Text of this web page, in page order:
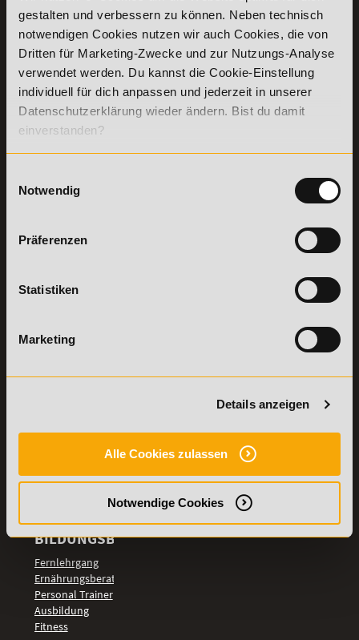
gestalten und verbessern zu können. Neben technisch
notwendigen Cookies nutzen wir auch Cookies, die von
Dritten für Marketing-Zwecke und zur Nutzungs-Analyse
verwendet werden. Du kannst die Cookie-Einstellung
individuell für dich anpassen und jederzeit in unserer
Datenschutzerklärung wieder ändern. Bist du damit
einverstanden?
Notwendig
Präferenzen
Statistiken
Marketing
Details anzeigen
Alle Cookies zulassen
Notwendige Cookies
KONTAKT
07191-22987-0
WhatsApp:
+49 (0) 7191 9513201
Academy of Sports GmbH
Willy-Brandt-Platz 2
71522Backnang
Fax:+49 (0) 7191 - 229 87 – 99
Freitag: 8:00 - 17:00 Uhr
INFORMATIONEN
Die Academy
Lehr- und
Lernmethoden
PreisFAIRsprechen
Online Campus
Bildungsgutschein
Bring a Friend
Partnerprogramm
Stellenangebote
und B-Lizenz
Ernährungsberater
Personal Trainer
Personal Coach
Mentaltrainer
Motivationstrainer
BILDUNGSBEREICHE
Fernlehrgang
Ernährungsberater
Personal Trainer
Ausbildung
Fitness